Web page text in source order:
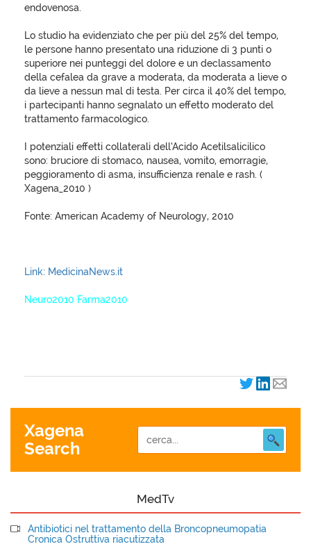
endovenosa.
Lo studio ha evidenziato che per più del 25% del tempo,
le persone hanno presentato una riduzione di 3 punti o
superiore nei punteggi del dolore e un declassamento
della cefalea da grave a moderata, da moderata a lieve o
da lieve a nessun mal di testa. Per circa il 40% del tempo,
i partecipanti hanno segnalato un effetto moderato del
trattamento farmacologico.
I potenziali effetti collaterali dell’Acido Acetilsalicilico
sono: bruciore di stomaco, nausea, vomito, emorragie,
peggioramento di asma, insufficienza renale e rash. (
Xagena_2010 )
Fonte: American Academy of Neurology, 2010
Link: MedicinaNews.it
Neuro2010 Farma2010
Xagena
Search
MedTv
Antibiotici nel trattamento della Broncopneumopatia
Cronica Ostruttiva riacutizzata